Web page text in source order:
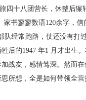
四十八团营长，休整后辗
书寥寥数语120余字， 信
队经常跑路，仗还没有打
牲后的1947 年1 月才出生
战友，感情笃深。然而
所想，全是如何带领全营